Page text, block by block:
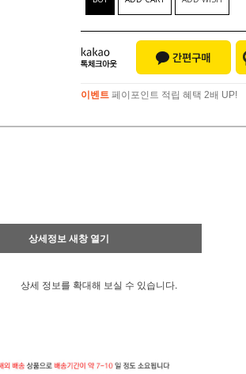
이벤트 페이포인트 적립 혜택 2배 UP!
상세정보 새창 열기
상세 정보를 확대해 보실 수 있습니다.